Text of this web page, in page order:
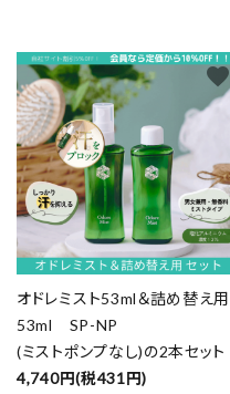
オドレミスト53ml＆詰め替え用
53ml SP-NP
(ミストポンプなし)の2本セット
4,740円(税431円)
favorite